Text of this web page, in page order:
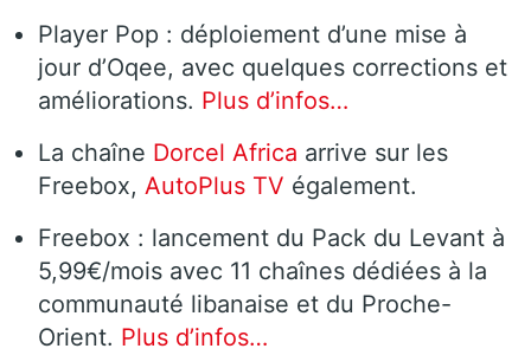
Player Pop : déploiement d’une mise à
jour d’Oqee, avec quelques corrections et
améliorations. Plus d’infos…
La chaîne Dorcel Africa arrive sur les
Freebox, AutoPlus TV également.
Freebox : lancement du Pack du Levant à
5,99€/mois avec 11 chaînes dédiées à la
communauté libanaise et du Proche-
Orient. Plus d’infos…